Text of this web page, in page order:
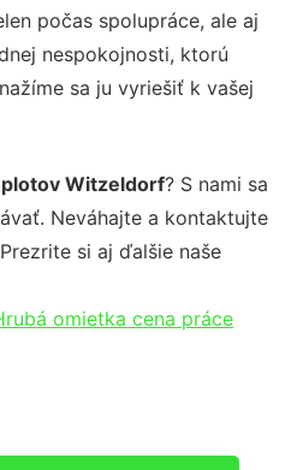
počas spolupráce, ale aj
nespokojnosti, ktorú
sa ju vyriešiť k vašej
Witzeldorf? S nami sa
Neváhajte a kontaktujte
si aj ďalšie naše
omietka cena práce